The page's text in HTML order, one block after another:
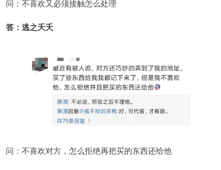
问：不喜欢又必须接触怎么处理
答：逃之夭夭
问：不喜欢对方，怎么拒绝再把买的东西还给他